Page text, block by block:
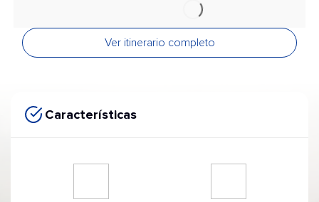
Ver itinerario completo
Características